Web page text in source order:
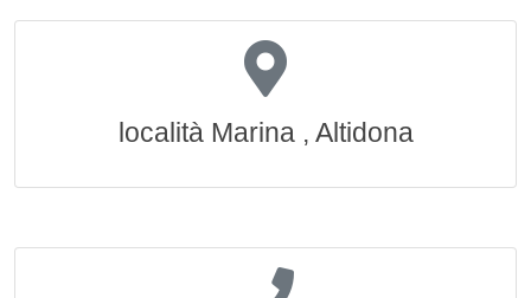
località Marina , Altidona